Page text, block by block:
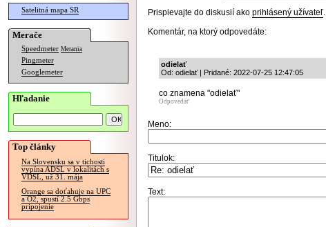
Satelitná mapa SR
Merače
Speedmeter Merania
Pingmeter
Googlemeter
Hľadanie
Top články
Na Slovensku sa v tichosti
vypína ADSL v lokalitách s
VDSL, už 31. mája
Orange sa doťahuje na UPC
a O2, spustí 2.5 Gbps
pripojenie
Prispievajte do diskusií ako prihlásený užívateľ.
Komentár, na ktorý odpovedáte:
odielať
Od: odielať | Pridané: 2022-07-25 12:47:05
co znamena "odielať"
Odpovedať
Meno:
Titulok:
Text: